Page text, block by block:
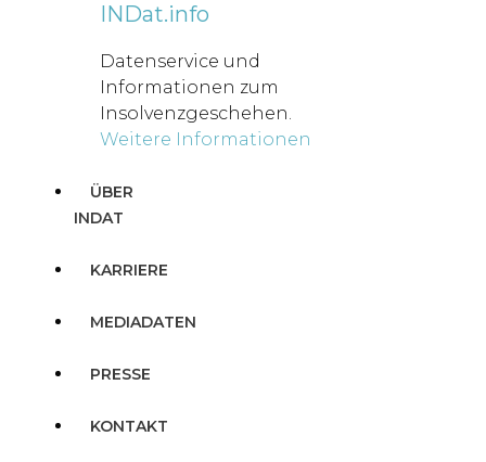
INDat.info
Datenservice und
Informationen zum
Insolvenzgeschehen.
Weitere Informationen
ÜBER
INDAT
KARRIERE
MEDIADATEN
PRESSE
KONTAKT